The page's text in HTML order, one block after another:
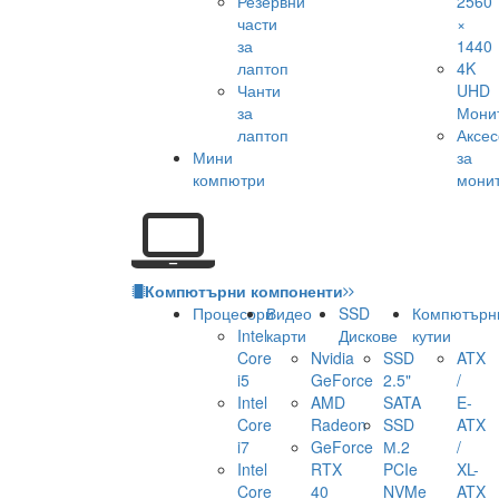
части
за
лаптоп
Чанти
за
лаптоп
Мини
компютри
×
1440
4K
UHD
за
Компютърни компоненти
Процесори
Intel
Core
i5
Intel
Core
i7
Intel
Core
Видео
карти
Nvidia
GeForce
AMD
Radeon
GeForce
RTX
40
SSD
Дискове
SSD
2.5"
SATA
SSD
М.2
PCIe
NVMe
кутии
ATX
/
E-
ATX
/
XL-
ATX